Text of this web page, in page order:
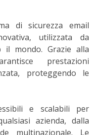
di sicurezza email
utilizzata da
mondo. Grazie alla
prestazioni
proteggendo le
e scalabili per
azienda, dalla
multinazionale. Le